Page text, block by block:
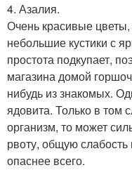
4. Азалия.
Очень красивые
небольшие кустики с
простота подкупает,
магазина домой
нибудь из знакомых.
ядовита. Только в том
организм, то может
рвоту, общую
опаснее всего.